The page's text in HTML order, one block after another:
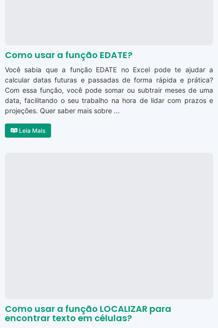
Como usar a função EDATE?
Você sabia que a função EDATE no Excel pode te ajudar a
calcular datas futuras e passadas de forma rápida e prática?
Com essa função, você pode somar ou subtrair meses de uma
data, facilitando o seu trabalho na hora de lidar com prazos e
projeções. Quer saber mais sobre ...
Leia Mais
Como usar a função LOCALIZAR para
encontrar texto em células?